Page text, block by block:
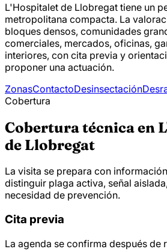
L'Hospitalet de Llobregat tiene un
metropolitana compacta. La
bloques densos, comunidades
comerciales, mercados, oficinas,
interiores, con cita previa y
proponer una actuación.
ZonasContactoDesinsectación
Cobertura
Cobertura técnica en
de Llobregat
La visita se prepara con
distinguir plaga activa, señal
necesidad de prevención.
Cita previa
La agenda se confirma después de